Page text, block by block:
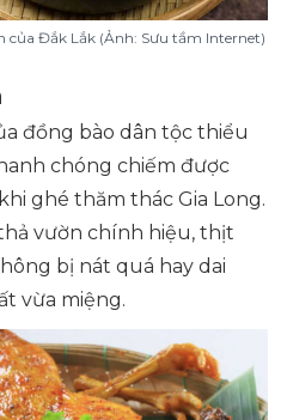
của Đắk Lắk (Ảnh: Sưu tầm Internet)
đồng bào dân tộc thiểu
chóng chiếm được
ghé thăm thác Gia Long.
vườn chính hiệu, thịt
bị nát quá hay dai
vừa miệng.